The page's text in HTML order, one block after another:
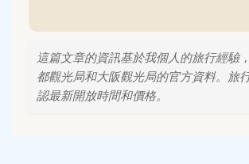
這篇文章的資訊基於我個人的旅行經驗
都觀光局和大阪觀光局的官方資料。旅
認最新開放時間和價格。